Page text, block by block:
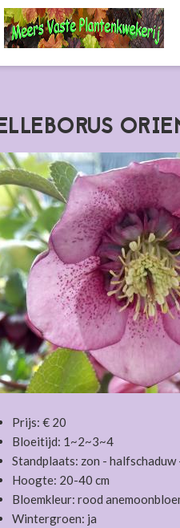
Prijs: € 20
Bloeitijd: 1~2~3~4
Standplaats: zon - halfschaduw
Hoogte: 20-40 cm
Bloemkleur: rood
Wintergroen: ja